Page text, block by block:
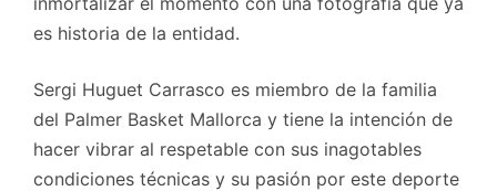
es historia de la entidad.
Sergi Huguet Carrasco es miembro de la familia
del Palmer Basket Mallorca y tiene la intención de
hacer vibrar al respetable con sus inagotables
condiciones técnicas y su pasión por este deporte